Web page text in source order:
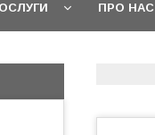
ПРО НАС